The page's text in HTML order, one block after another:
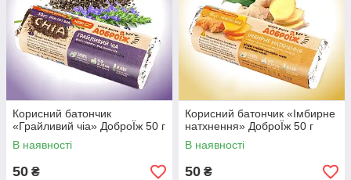
Корисний батончик
«Грайливий чіа» ДоброЇж 50 г
В наявності
50 ₴
Корисний батончик «Імбирне
натхнення» ДоброЇж 50 г
В наявності
50 ₴